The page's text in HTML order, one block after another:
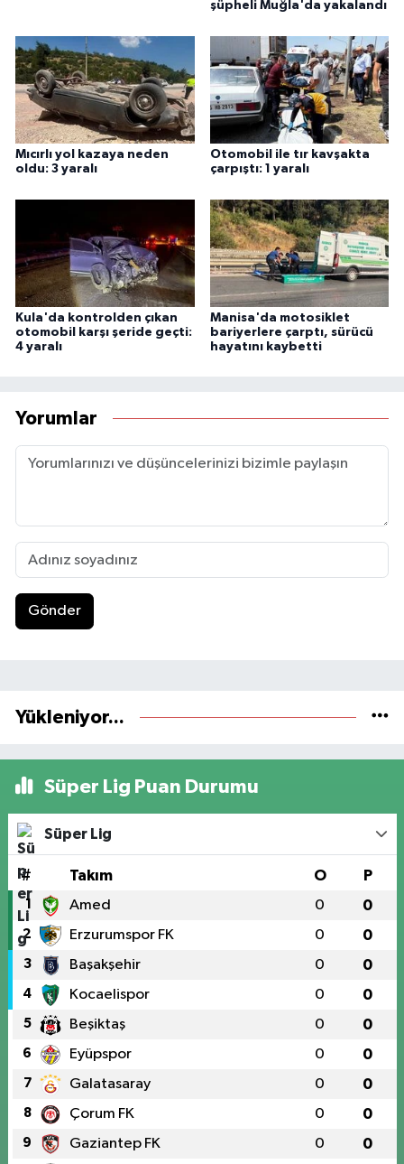
şüpheli Muğla'da yakalandı
Mıcırlı yol kazaya neden
oldu: 3 yaralı
Otomobil ile tır kavşakta
çarpıştı: 1 yaralı
Kula'da kontrolden çıkan
otomobil karşı şeride geçti:
4 yaralı
Manisa'da motosiklet
bariyerlere çarptı, sürücü
hayatını kaybetti
Yorumlar
Gönder
Yükleniyor...
Süper Lig Puan Durumu
Süper Lig
# Takım O P
1 Amed 0 0
2 Erzurumspor FK 0 0
3 Başakşehir 0 0
4 Kocaelispor 0 0
5 Beşiktaş 0 0
6 Eyüpspor 0 0
7 Galatasaray 0 0
8 Çorum FK 0 0
9 Gaziantep FK 0 0